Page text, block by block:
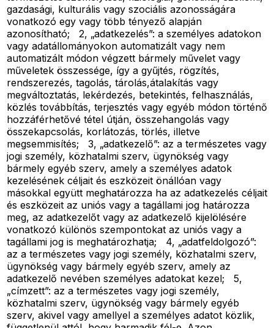
gazdasági, kulturális vagy szociális azonosságára
vonatkozó egy vagy több tényező alapján
azonosítható; 2, „adatkezelés”: a személyes adatokon
vagy adatállományokon automatizált vagy nem
automatizált módon végzett bármely művelet vagy
műveletek összessége, így a gyűjtés, rögzítés,
rendszerezés, tagolás, tárolás,átalakítás vagy
megváltoztatás, lekérdezés, betekintés, felhasználás,
közlés továbbítás, terjesztés vagy egyéb módon történő
hozzáférhetővé tétel útján, összehangolás vagy
összekapcsolás, korlátozás, törlés, illetve
megsemmisítés; 3, „adatkezelő”: az a természetes vagy
jogi személy, közhatalmi szerv, ügynökség vagy
bármely egyéb szerv, amely a személyes adatok
kezelésének céljait és eszközeit önállóan vagy
másokkal együtt meghatározza ha az adatkezelés céljait
és eszközeit az uniós vagy a tagállami jog határozza
meg, az adatkezelőt vagy az adatkezelő kijelölésére
vonatkozó különös szempontokat az uniós vagy a
tagállami jog is meghatározhatja; 4, „adatfeldolgozó”:
az a természetes vagy jogi személy, közhatalmi szerv,
ügynökség vagy bármely egyéb szerv, amely az
adatkezelő nevében személyes adatokat kezel; 5,
„címzett”: az a természetes vagy jogi személy,
közhatalmi szerv, ügynökség vagy bármely egyéb
szerv, akivel vagy amellyel a személyes adatot közlik,